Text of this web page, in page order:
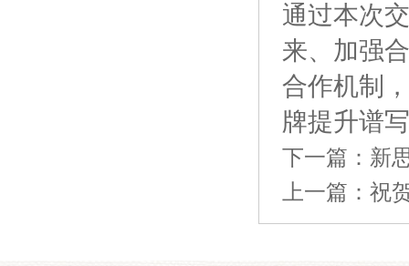
通过本次
来、加强
合作机制
牌提升谱
下一篇： 新
上一篇： 祝